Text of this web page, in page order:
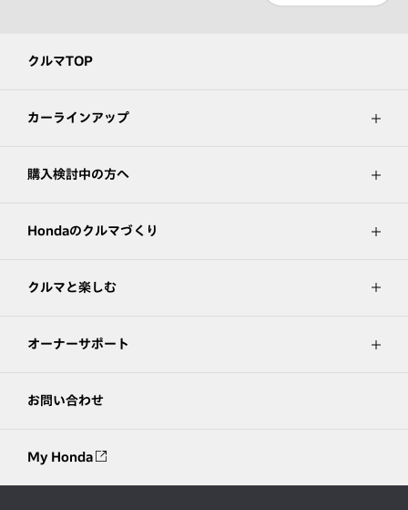
クルマTOP
カーラインアップ
購入検討中の方へ
Hondaのクルマづくり
クルマと楽しむ
オーナーサポート
お問い合わせ
My Honda